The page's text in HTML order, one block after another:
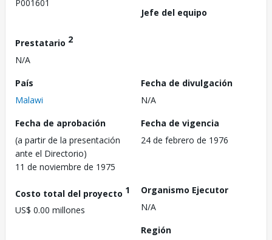
P001601
Jefe del equipo
Prestatario 2
N/A
País
Malawi
Fecha de divulgación
N/A
Fecha de aprobación
(a partir de la presentación
ante el Directorio)
11 de noviembre de 1975
Fecha de vigencia
24 de febrero de 1976
Costo total del proyecto 1
US$ 0.00 millones
Organismo Ejecutor
N/A
Región